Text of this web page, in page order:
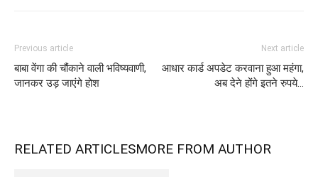
Previous article
बाबा वेंगा की चौंकाने वाली भविष्यवाणी,
जानकर उड़ जाएंगे होश
Next article
आधार कार्ड अपडेट करवाना हुआ महंगा,
अब देने होंगे इतने रुपये…
RELATED ARTICLESMORE FROM AUTHOR